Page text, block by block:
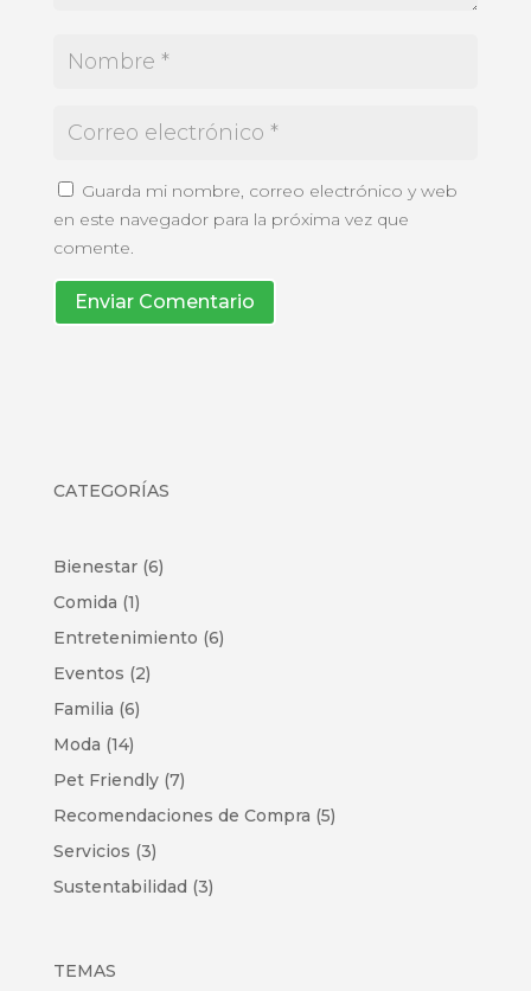
Guarda mi nombre, correo electrónico y web
en este navegador para la próxima vez que
comente.
Enviar Comentario
CATEGORÍAS
Bienestar(6)
Comida (1)
Entretenimiento (6)
Eventos (2)
Familia (6)
Moda (14)
Pet Friendly(7)
Recomendaciones de Compra (5)
Servicios (3)
Sustentabilidad (3)
TEMAS